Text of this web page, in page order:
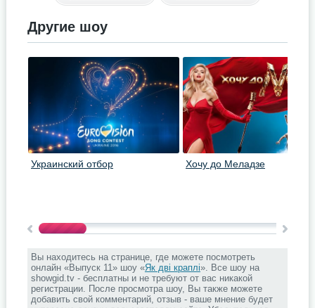
Другие шоу
Украинский отбор
Хочу до Меладзе
Вы находитесь на странице, где можете посмотреть
онлайн «Выпуск 11» шоу «Як дві краплі». Все шоу на
showgid.tv - бесплатны и не требуют от вас никакой
регистрации. После просмотра шоу, Вы также можете
добавить свой комментарий, отзыв - ваше мнение будет